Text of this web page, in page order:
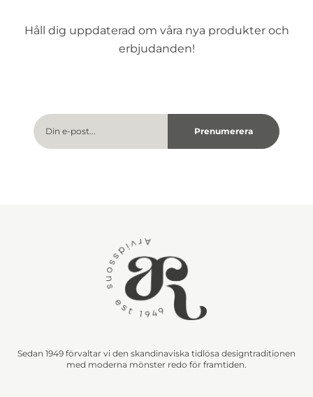
Håll dig uppdaterad om våra nya produkter och
erbjudanden!
Sedan 1949 förvaltar vi den skandinaviska tidlösa designtraditionen
med moderna mönster redo för framtiden.